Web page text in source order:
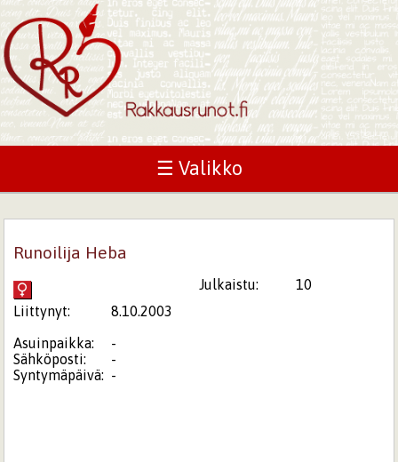
☰ Valikko
Runoilija Heba
Julkaistu:
10
Liittynyt:
8.10.2003
Asuinpaikka:
-
Sähköposti:
-
Syntymäpäivä: -